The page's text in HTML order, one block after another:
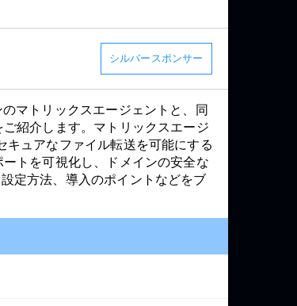
シルバースポンサー
マトリックスエージェントと、同
紹介します。マトリックスエージ
キュアなファイル転送を可能にする
トを可視化し、ドメインの安全な
定方法、導入のポイントなどをブ